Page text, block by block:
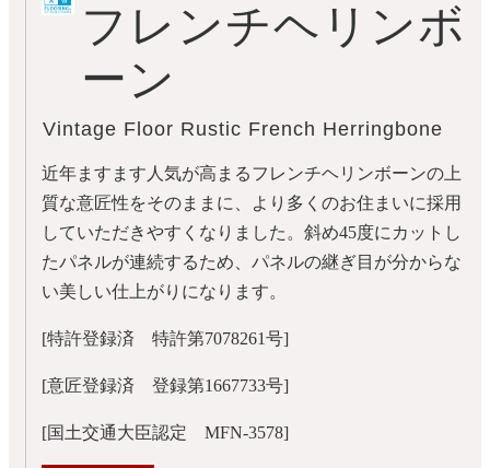
フレンチヘリンボ
ーン
Vintage Floor Rustic French Herringbone
近年ますます人気が高まるフレンチヘリンボーンの上
質な意匠性をそのままに、より多くのお住まいに採用
していただきやすくなりました。斜め45度にカットし
たパネルが連続するため、パネルの継ぎ目が分からな
い美しい仕上がりになります。
[特許登録済 特許第7078261号]
[意匠登録済 登録第1667733号]
[国土交通大臣認定 MFN-3578]